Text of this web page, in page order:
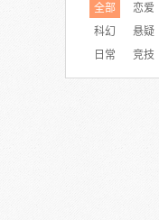
全部 恋爱
科幻
悬疑
日常
竞技